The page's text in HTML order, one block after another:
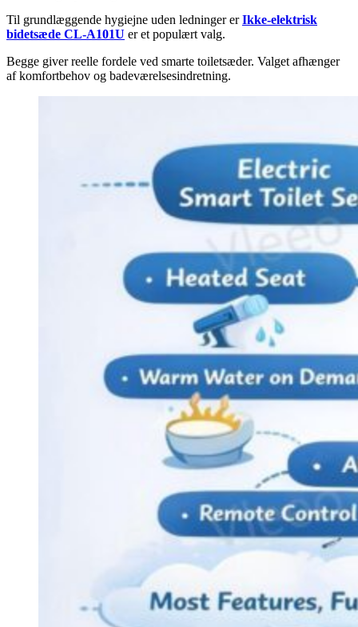
Til grundlæggende hygiejne uden ledninger erIkke-elektrisk
bidetsæde CL-A101U er et populært valg.
Begge giver reelle fordele ved smarte toiletsæder. Valget afhænger
af komfortbehov og badeværelsesindretning.